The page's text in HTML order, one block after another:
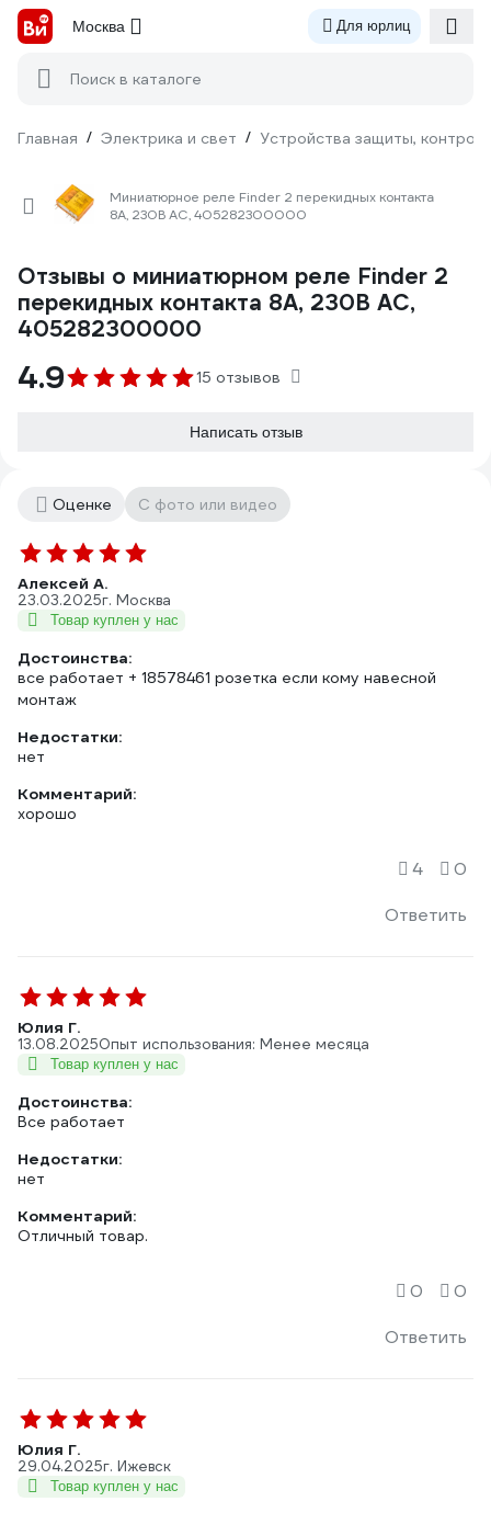
Москва Для юрлиц
Поиск в каталоге
Главная / Электрика и свет / Устройства защиты,
Миниатюрное реле Finder 2 перекидных контакта
8А, 230В AC, 405282300000
Отзывы о миниатюрном реле Finder 2
перекидных контакта 8А, 230В AC,
405282300000
4.9 15 отзывов
Написать отзыв
Оценке С фото или видео
Алексей А.
23.03.2025г. Москва
Товар куплен у нас
Достоинства:
все работает + 18578461 розетка если кому навесной
монтаж
Недостатки:
нет
Комментарий:
хорошо
Ответить
4 0
Юлия Г.
13.08.2025Опыт использования: Менее месяца
Товар куплен у нас
Достоинства:
Все работает
Недостатки:
нет
Комментарий:
Отличный товар.
Ответить
0 0
Юлия Г.
29.04.2025г. Ижевск
Товар куплен у нас